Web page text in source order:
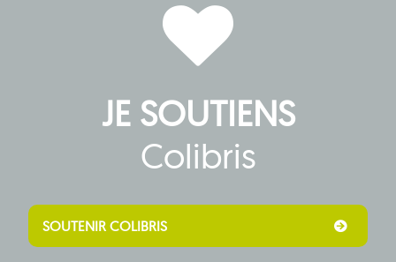
JE SOUTIENS
Colibris
SOUTENIR COLIBRIS